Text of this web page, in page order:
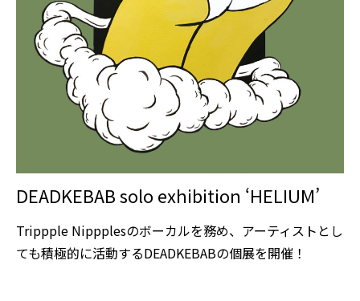
DEADKEBAB solo exhibition ‘HELIUM’
Trippple Nippplesのボーカルを務め、アーティストとし
ても積極的に活動するDEADKEBABの個展を開催！